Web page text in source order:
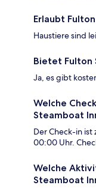
Erlaubt
Haustiere sind
Bietet Fulton
Ja, es gibt
Welche
Steamboat
Der Check-in
00:00 Uhr.
Welche
Steamboat